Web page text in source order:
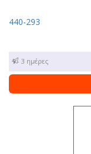
440-293
1 - 3 ημέρες